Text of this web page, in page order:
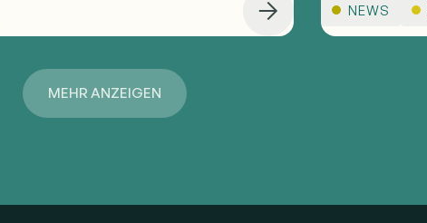
NEWS
MEHR ANZEIGEN